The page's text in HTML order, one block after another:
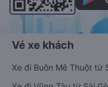
Vé xe khách
Xe đi Buôn Mê Thuột từ